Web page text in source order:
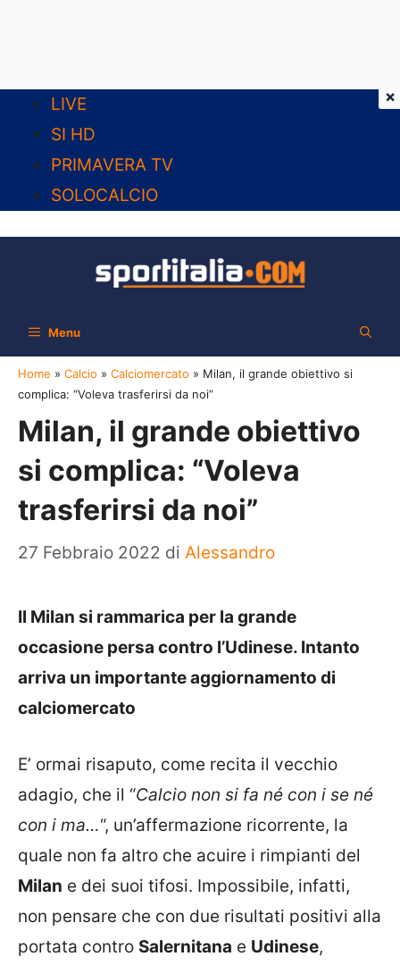
contenuto
LIVE
SI HD
PRIMAVERA TV
SOLOCALCIO
Menu
Home » Calcio » Calciomercato » Milan, il grande obiettivo si
complica: “Voleva trasferirsi da noi”
Milan, il grande obiettivo
si complica: “Voleva
trasferirsi da noi”
27 Febbraio 2022 di Alessandro
Il Milan si rammarica per la grande
occasione persa contro l’Udinese. Intanto
arriva un importante aggiornamento di
calciomercato
E’ ormai risaputo, come recita il vecchio
adagio, che il “Calcio non si fa né con i se né
con i ma…“, un’affermazione ricorrente, la
quale non fa altro che acuire i rimpianti del
Milan e dei suoi tifosi. Impossibile, infatti,
non pensare che con due risultati positivi alla
portata contro Salernitana e Udinese,
×